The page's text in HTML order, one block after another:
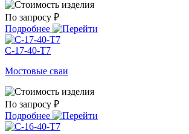
По запросу ₽
Подробнее
С-17-40-Т7
Мостовые сваи
По запросу ₽
Подробнее